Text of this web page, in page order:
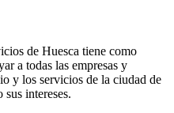
de Huesca tiene como
a todas las empresas y
y los servicios de la ciudad de
intereses.